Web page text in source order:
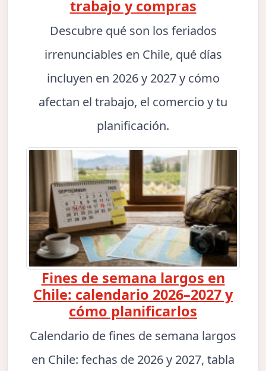
trabajo y compras
Descubre qué son los feriados
irrenunciables en Chile, qué días
incluyen en 2026 y 2027 y cómo
afectan el trabajo, el comercio y tu
planificación.
Fines de semana largos en
Chile: calendario 2026–2027 y
cómo planificarlos
Calendario de fines de semana largos
en Chile: fechas de 2026 y 2027, tabla